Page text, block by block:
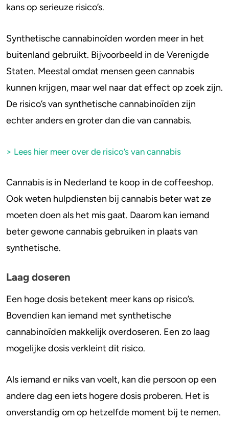
kans op serieuze risico’s.
Synthetische cannabinoïden worden meer in het
buitenland gebruikt. Bijvoorbeeld in de Verenigde
Staten. Meestal omdat mensen geen cannabis
kunnen krijgen, maar wel naar dat effect op zoek zijn.
De risico’s van synthetische cannabinoïden zijn
echter anders en groter dan die van cannabis.
> Lees hier meer over de risico’s van cannabis
Cannabis is in Nederland te koop in de coffeeshop.
Ook weten hulpdiensten bij cannabis beter wat ze
moeten doen als het mis gaat. Daarom kan iemand
beter gewone cannabis gebruiken in plaats van
synthetische.
Laag doseren
Een hoge dosis betekent meer kans op risico’s.
Bovendien kan iemand met synthetische
cannabinoïden makkelijk overdoseren. Een zo laag
mogelijke dosis verkleint dit risico.
Als iemand er niks van voelt, kan die persoon op een
andere dag een iets hogere dosis proberen. Het is
onverstandig om op hetzelfde moment bij te nemen.